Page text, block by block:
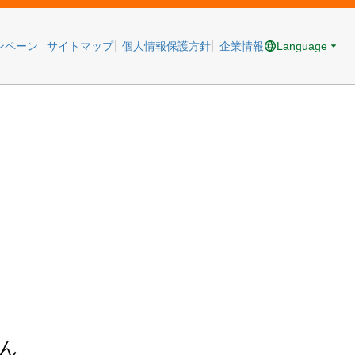
ペーン サイトマップ 個人情報保護方針 企業情報 Language